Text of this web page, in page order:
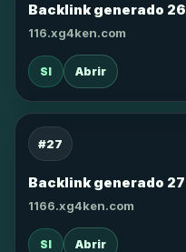
Backlink generado 26
116.xg4ken.com
SI Abrir
#27
Backlink generado 27
1166.xg4ken.com
SI Abrir